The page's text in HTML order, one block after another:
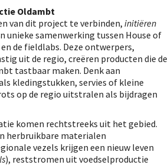
Oldambt
van dit project te verbinden, initiëren
unieke samenwerking tussen House of
de fieldlabs. Deze ontwerpers,
uit de regio, creëren producten die de
tastbaar maken. Denk aan
kledingstukken, servies of kleine
op de regio uitstralen als bijdragen
komen rechtstreeks uit het gebied.
herbruikbare materialen
vezels krijgen een nieuw leven
), reststromen uit voedselproductie